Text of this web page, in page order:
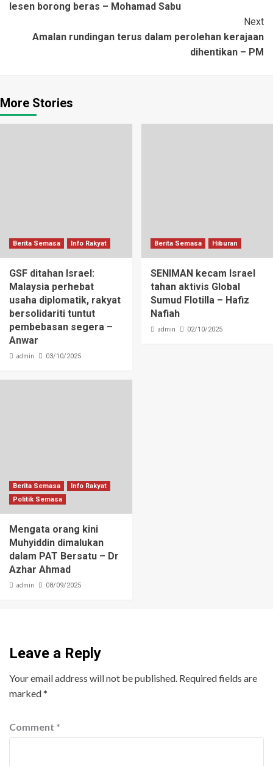
lesen borong beras – Mohamad Sabu
Next
Amalan rundingan terus dalam perolehan kerajaan
dihentikan – PM
More Stories
Berita Semasa Info Rakyat
GSF ditahan Israel:
Malaysia perhebat
usaha diplomatik, rakyat
bersolidariti tuntut
pembebasan segera –
Anwar
admin 03/10/2025
Berita Semasa Hiburan
SENIMAN kecam Israel
tahan aktivis Global
Sumud Flotilla – Hafiz
Nafiah
admin 02/10/2025
Berita Semasa
Info Rakyat
Politik Semasa
Mengata orang kini
Muhyiddin dimalukan
dalam PAT Bersatu – Dr
Azhar Ahmad
admin 08/09/2025
Leave a Reply
Your email address will not be published. Required fields are
marked*
Comment *